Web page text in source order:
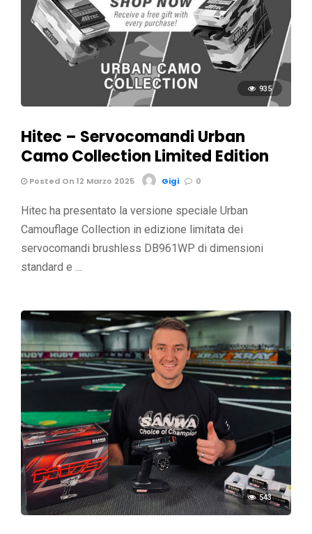
935
Hitec – Servocomandi Urban
Camo Collection Limited Edition
Posted On 12 Marzo 2025 Gigi 0
Hitec ha presentato la versione speciale Urban
Camouflage Collection in edizione limitata dei
servocomandi brushless DB961WP di dimensioni
standard e …
543